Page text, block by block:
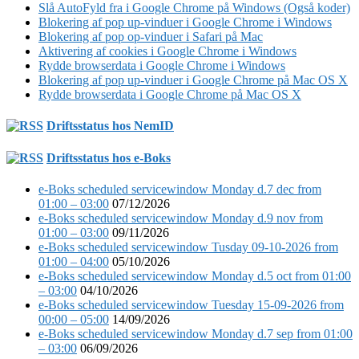
Slå AutoFyld fra i Google Chrome på Windows (Også koder)
Blokering af pop up-vinduer i Google Chrome i Windows
Blokering af pop op-vinduer i Safari på Mac
Aktivering af cookies i Google Chrome i Windows
Rydde browserdata i Google Chrome i Windows
Blokering af pop up-vinduer i Google Chrome på Mac OS X
Rydde browserdata i Google Chrome på Mac OS X
Driftsstatus hos NemID
Driftsstatus hos e-Boks
e-Boks scheduled servicewindow Monday d.7 dec from
01:00 – 03:00 07/12/2026
e-Boks scheduled servicewindow Monday d.9 nov from
01:00 – 03:00 09/11/2026
e-Boks scheduled servicewindow Tusday 09-10-2026 from
01:00 – 04:00 05/10/2026
e-Boks scheduled servicewindow Monday d.5 oct from 01:00
– 03:00 04/10/2026
e-Boks scheduled servicewindow Tuesday 15-09-2026 from
00:00 – 05:00 14/09/2026
e-Boks scheduled servicewindow Monday d.7 sep from 01:00
– 03:00 06/09/2026